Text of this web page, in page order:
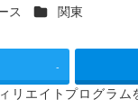
ス カテゴリー
関東
-
リエイトプログラム